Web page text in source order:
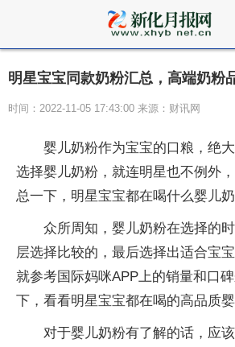
明星宝宝同款奶粉汇总，高端奶粉
时间：2022-11-05 17:43:00 来源：财讯网
婴儿奶粉作为宝宝的口粮，绝
选择婴儿奶粉，就连明星也不例外
总一下，明星宝宝都在喝什么婴儿奶
众所周知，婴儿奶粉在选择的
层选择比较的，最后选择出适合宝
就参考国际妈咪APP上的销量和口
下，看看明星宝宝都在喝的高品质
对于婴儿奶粉有了解的话，应